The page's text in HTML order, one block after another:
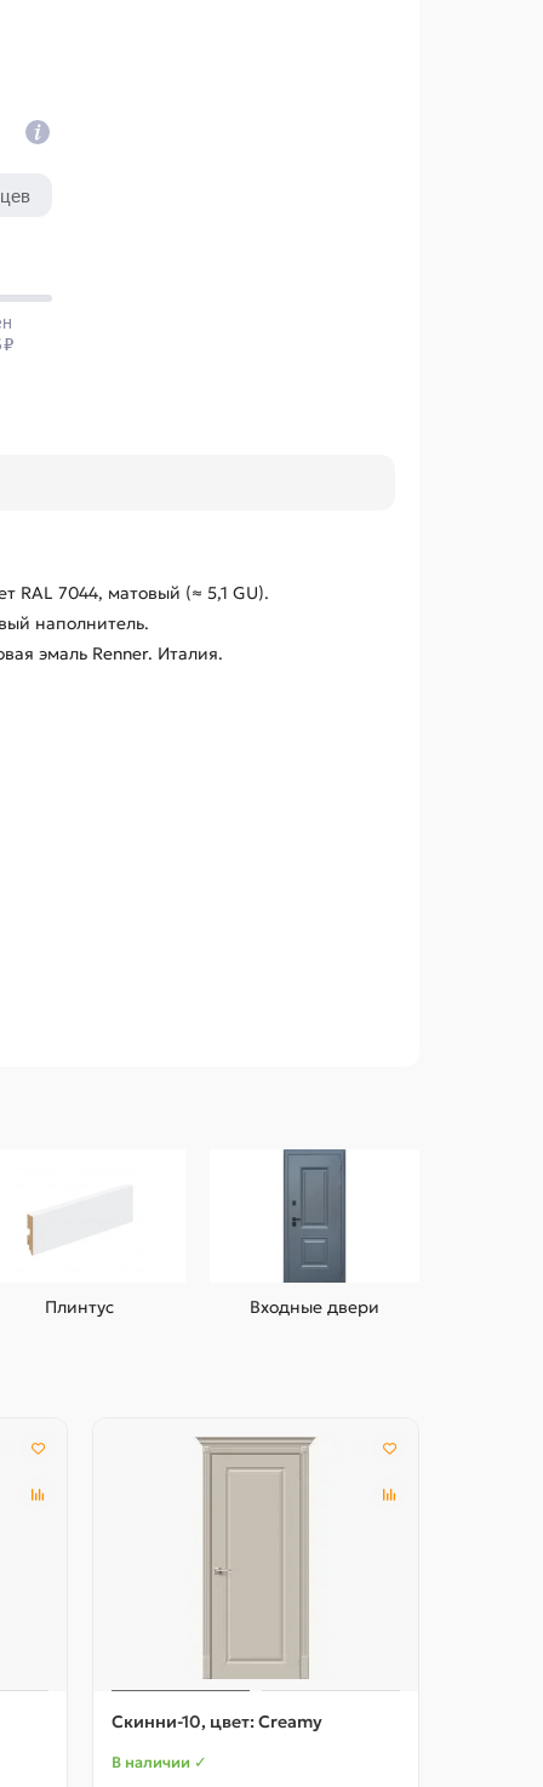
RAL 7044, матовый (≈ 5,1 GU).
наполнитель.
эмаль Renner. Италия.
Плинтус Входные двери
Скинни-10, цвет: Creamy
В наличии ✓